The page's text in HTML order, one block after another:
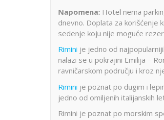
Napomena: Hotel nema
dnevno. Doplata za korišćenje
sedenje koju nije moguće
Rimini je jedno od
nalazi se u pokrajini Emilija –
ravničarskom području i kroz
Rimini je poznat po dugim i
jedno od omiljenih italijanskih
Rimini je poznat po morskim